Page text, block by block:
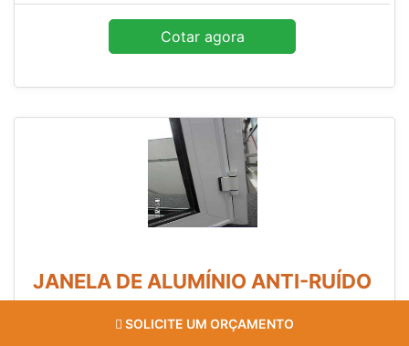
Cotar agora
JANELA DE ALUMÍNIO ANTI-RUÍDO
COELHO METAL / SÃO PAULO - SP
SOLICITE UM ORÇAMENTO